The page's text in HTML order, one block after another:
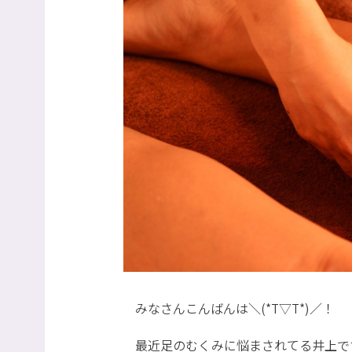
みなさんこんばんは＼(*T▽T*)／！
最近足のむくみに悩まされてる井上